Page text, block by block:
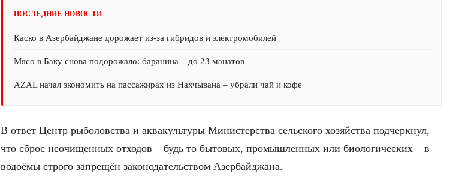
ПОСЛЕДНИЕ НОВОСТИ
Каско в Азербайджане дорожает из-за гибридов и электромобилей
Мясо в Баку снова подорожало: баранина – до 23 манатов
AZAL начал экономить на пассажирах из Нахчывана – убрали чай и кофе
В ответ Центр рыболовства и аквакультуры Министерства сельского хозяйства подчеркнул,
что сброс неочищенных отходов – будь то бытовых, промышленных или биологических – в
водоёмы строго запрещён законодательством Азербайджана.